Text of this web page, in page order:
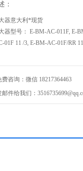
：
器意大利*现货
器型号： E-BM-AC-011F, E-
01F 11 /3, E-BM-AC-01F/RR
费咨询：微信 18217364463
邮件给我们：